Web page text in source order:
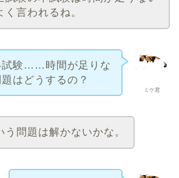
く言われるね。
ミケ君
試験……時間が足りな
はどうするの？
う問題は解かないかな。